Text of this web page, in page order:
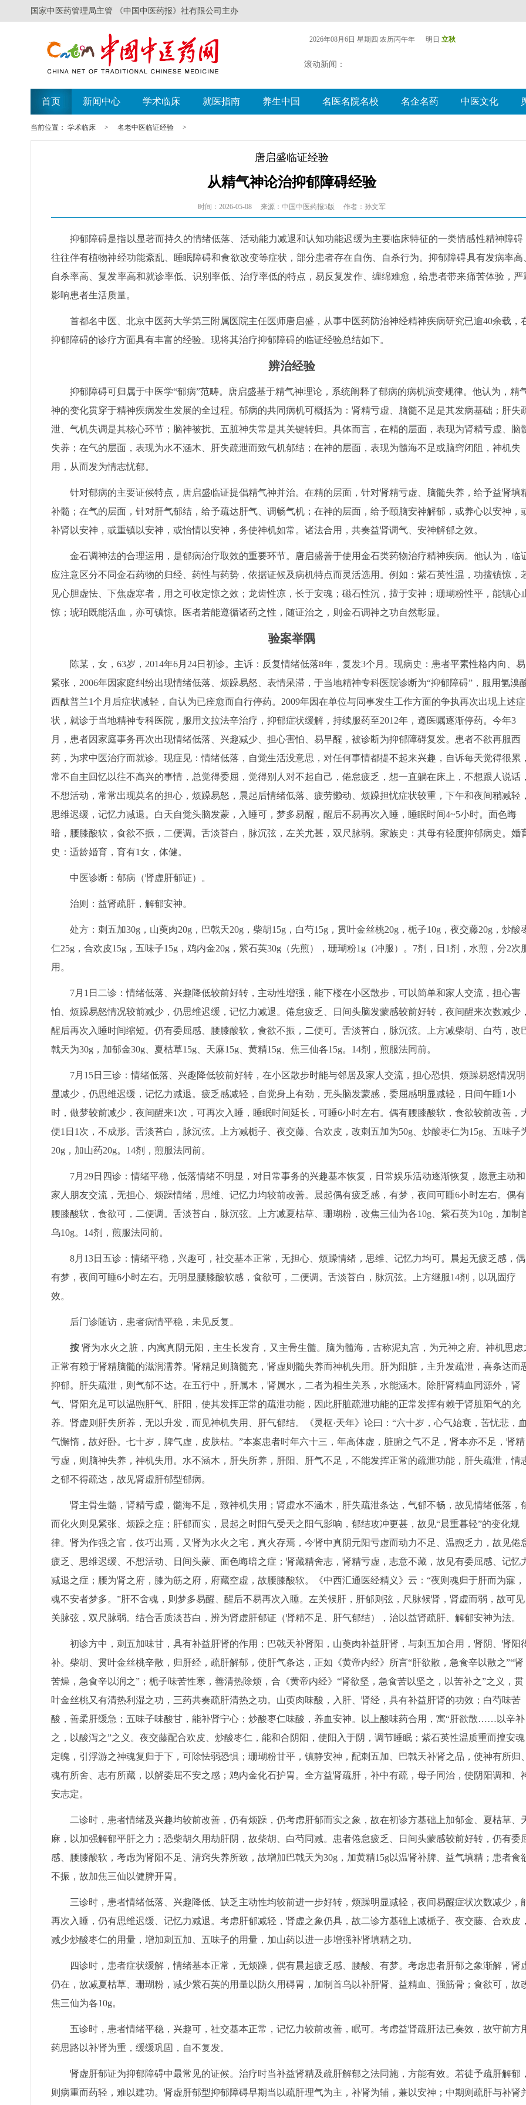
国家中医药管理局主管 《中国中医药报》社有限公司主办
2026年08月6日 星期四 农历丙午年 明日 立秋
滚动新闻：
首页 新闻中心 学术临床 就医指南 养生中国 名医名院名校 名企名药 中医文化
当前位置： 学术临床 > 名老中医临证经验 >
唐启盛临证经验
从精气神论治抑郁障碍经验
时间：2026-05-08 来源：中国中医药报5版 作者：孙文军
抑郁障碍是指以显著而持久的情绪低落、活动能力减退和认知功能迟缓为主要临床特征的一类情感性精神障碍
往往伴有植物神经功能紊乱、睡眠障碍和食欲改变等症状，部分患者存在自伤、自杀行为。抑郁障碍具有发病率高
自杀率高、复发率高和就诊率低、识别率低、治疗率低的特点，易反复发作、缠绵难愈，给患者带来痛苦体验，严
影响患者生活质量。
首都名中医、北京中医药大学第三附属医院主任医师唐启盛，从事中医药防治神经精神疾病研究已逾40余载，
抑郁障碍的诊疗方面具有丰富的经验。现将其治疗抑郁障碍的临证经验总结如下。
辨治经验
抑郁障碍可归属于中医学“郁病”范畴。唐启盛基于精气神理论，系统阐释了郁病的病机演变规律。他认为，精
神的变化贯穿于精神疾病发生发展的全过程。郁病的共同病机可概括为：肾精亏虚、脑髓不足是其发病基础；肝失
泄、气机失调是其核心环节；脑神被扰、五脏神失常是其关键转归。具体而言，在精的层面，表现为肾精亏虚、脑
失养；在气的层面，表现为水不涵木、肝失疏泄而致气机郁结；在神的层面，表现为髓海不足或脑窍闭阻，神机失
用，从而发为情志忧郁。
针对郁病的主要证候特点，唐启盛临证提倡精气神并治。在精的层面，针对肾精亏虚、脑髓失养，给予益肾填
补髓；在气的层面，针对肝气郁结，给予疏达肝气、调畅气机；在神的层面，给予颐脑安神解郁，或养心以安神，
补肾以安神，或重镇以安神，或怡情以安神，务使神机如常。诸法合用，共奏益肾调气、安神解郁之效。
金石调神法的合理运用，是郁病治疗取效的重要环节。唐启盛善于使用金石类药物治疗精神疾病。他认为，临
应注意区分不同金石药物的归经、药性与药势，依据证候及病机特点而灵活选用。例如：紫石英性温，功擅镇惊，
见心胆虚怯、下焦虚寒者，用之可收定惊之效；龙齿性凉，长于安魂；磁石性沉，擅于安神；珊瑚粉性平，能镇心
惊；琥珀既能活血，亦可镇惊。医者若能遵循诸药之性，随证治之，则金石调神之功自然彰显。
验案举隅
陈某，女，63岁，2014年6月24日初诊。主诉：反复情绪低落8年，复发3个月。现病史：患者平素性格内向、易
紧张，2006年因家庭纠纷出现情绪低落、烦躁易怒、表情呆滞，于当地精神专科医院诊断为“抑郁障碍”，服用氢溴
西酞普兰1个月后症状减轻，自认为已痊愈而自行停药。2009年因在单位与同事发生工作方面的争执再次出现上述症
状，就诊于当地精神专科医院，服用文拉法辛治疗，抑郁症状缓解，持续服药至2012年，遵医嘱逐渐停药。今年3
月，患者因家庭事务再次出现情绪低落、兴趣减少、担心害怕、易早醒，被诊断为抑郁障碍复发。患者不欲再服西
药，为求中医治疗而就诊。现症见：情绪低落，自觉生活没意思，对任何事情都提不起来兴趣，自诉每天觉得很累，
常不自主回忆以往不高兴的事情，总觉得委屈，觉得别人对不起自己，倦怠疲乏，想一直躺在床上，不想跟人说话，
不想活动，常常出现莫名的担心，烦躁易怒，晨起后情绪低落、疲劳懒动、烦躁担忧症状较重，下午和夜间稍减轻，
思维迟缓，记忆力减退。白天自觉头脑发蒙，入睡可，梦多易醒，醒后不易再次入睡，睡眠时间4~5小时。面色晦
暗，腰膝酸软，食欲不振，二便调。舌淡苔白，脉沉弦，左关尤甚，双尺脉弱。家族史：其母有轻度抑郁病史。婚
史：适龄婚育，育有1女，体健。
中医诊断：郁病（肾虚肝郁证）。
治则：益肾疏肝，解郁安神。
处方：刺五加30g，山萸肉20g，巴戟天20g，柴胡15g，白芍15g，贯叶金丝桃20g，栀子10g，夜交藤20g，炒酸
仁25g，合欢皮15g，五味子15g，鸡内金20g，紫石英30g（先煎），珊瑚粉1g（冲服）。7剂，日1剂，水煎，分2次
用。
7月1日二诊：情绪低落、兴趣降低较前好转，主动性增强，能下楼在小区散步，可以简单和家人交流，担心害
怕、烦躁易怒情况较前减少，仍思维迟缓，记忆力减退。倦怠疲乏、日间头脑发蒙感较前好转，夜间醒来次数减少，
醒后再次入睡时间缩短。仍有委屈感、腰膝酸软，食欲不振，二便可。舌淡苔白，脉沉弦。上方减柴胡、白芍，改
戟天为30g，加郁金30g、夏枯草15g、天麻15g、黄精15g、焦三仙各15g。14剂，煎服法同前。
7月15日三诊：情绪低落、兴趣降低较前好转，在小区散步时能与邻居及家人交流，担心恐惧、烦躁易怒情况明
显减少，仍思维迟缓，记忆力减退。疲乏感减轻，自觉身上有劲，无头脑发蒙感，委屈感明显减轻，日间午睡1小
时，做梦较前减少，夜间醒来1次，可再次入睡，睡眠时间延长，可睡6小时左右。偶有腰膝酸软，食欲较前改善，
便1日1次，不成形。舌淡苔白，脉沉弦。上方减栀子、夜交藤、合欢皮，改刺五加为50g、炒酸枣仁为15g、五味子
20g，加山药20g。14剂，煎服法同前。
7月29日四诊：情绪平稳，低落情绪不明显，对日常事务的兴趣基本恢复，日常娱乐活动逐渐恢复，愿意主动和
家人朋友交流，无担心、烦躁情绪，思维、记忆力均较前改善。晨起偶有疲乏感，有梦，夜间可睡6小时左右。偶有
腰膝酸软，食欲可，二便调。舌淡苔白，脉沉弦。上方减夏枯草、珊瑚粉，改焦三仙为各10g、紫石英为10g，加制
乌10g。14剂，煎服法同前。
8月13日五诊：情绪平稳，兴趣可，社交基本正常，无担心、烦躁情绪，思维、记忆力均可。晨起无疲乏感，偶
有梦，夜间可睡6小时左右。无明显腰膝酸软感，食欲可，二便调。舌淡苔白，脉沉弦。上方继服14剂，以巩固疗
效。
后门诊随访，患者病情平稳，未见反复。
按 肾为水火之脏，内寓真阴元阳，主生长发育，又主骨生髓。脑为髓海，古称泥丸宫，为元神之府。神机思虑
正常有赖于肾精脑髓的滋润濡养。肾精足则脑髓充，肾虚则髓失养而神机失用。肝为阳脏，主升发疏泄，喜条达而
抑郁。肝失疏泄，则气郁不达。在五行中，肝属木，肾属水，二者为相生关系，水能涵木。除肝肾精血同源外，肾
气、肾阳充足可以温煦肝气、肝阳，使其发挥正常的疏泄功能，因此肝脏疏泄功能的正常发挥有赖于肾脏阳气的充
养。肾虚则肝失所养，无以升发，而见神机失用、肝气郁结。《灵枢·天年》论曰：“六十岁，心气始衰，苦忧悲，血
气懈惰，故好卧。七十岁，脾气虚，皮肤枯。”本案患者时年六十三，年高体虚，脏腑之气不足，肾本亦不足，肾精
亏虚，则脑神失养，神机失用。水不涵木，肝失所养，肝阳、肝气不足，不能发挥正常的疏泄功能，肝失疏泄，情
之郁不得疏达，故见肾虚肝郁型郁病。
肾主骨生髓，肾精亏虚，髓海不足，致神机失用；肾虚水不涵木，肝失疏泄条达，气郁不畅，故见情绪低落，
而化火则见紧张、烦躁之症；肝郁而实，晨起之时阳气受天之阳气影响，郁结攻冲更甚，故见“晨重暮轻”的变化规
律。肾为作强之官，伎巧出焉，又肾为水火之宅，真火存焉，今肾中真阴元阳亏虚而动力不足、温煦乏力，故见倦
疲乏、思维迟缓、不想活动、日间头蒙、面色晦暗之症；肾藏精舍志，肾精亏虚，志意不藏，故见有委屈感、记忆
减退之症；腰为肾之府，膝为筋之府，府藏空虚，故腰膝酸软。《中西汇通医经精义》云：“夜则魂归于肝而为寐，
魂不安者梦多。”肝不舍魂，则梦多易醒、醒后不易再次入睡。左关候肝，肝郁则弦，尺脉候肾，肾虚而弱，故可见
关脉弦，双尺脉弱。结合舌质淡苔白，辨为肾虚肝郁证（肾精不足、肝气郁结），治以益肾疏肝、解郁安神为法。
初诊方中，刺五加味甘，具有补益肝肾的作用；巴戟天补肾阳，山萸肉补益肝肾，与刺五加合用，肾阴、肾阳
补。柴胡、贯叶金丝桃辛散，归肝经，疏肝解郁，使肝气条达，正如《黄帝内经》所言“肝欲散，急食辛以散之”“肾
苦燥，急食辛以润之”；栀子味苦性寒，善清热除烦，合《黄帝内经》“肾欲坚，急食苦以坚之，以苦补之”之义，贯
叶金丝桃又有清热利湿之功，三药共奏疏肝清热之功。山萸肉味酸，入肝、肾经，具有补益肝肾的功效；白芍味苦
酸，善柔肝缓急；五味子味酸甘，能补肾宁心；炒酸枣仁味酸，养血安神。以上酸味药合用，寓“肝欲散……以辛补
之，以酸泻之”之义。夜交藤配合欢皮、炒酸枣仁，能和合阴阳，使阳入于阴，调节睡眠；紫石英性温质重而擅安魂
定魄，引浮游之神魂复归于下，可除怯弱恐惧；珊瑚粉甘平，镇静安神，配刺五加、巴戟天补肾之品，使神有所归、
魂有所舍、志有所藏，以解委屈不安之感；鸡内金化石护胃。全方益肾疏肝，补中有疏，母子同治，使阴阳调和、
安志定。
二诊时，患者情绪及兴趣均较前改善，仍有烦躁，仍考虑肝郁而实之象，故在初诊方基础上加郁金、夏枯草、
麻，以加强解郁平肝之力；恐柴胡久用劫肝阴，故柴胡、白芍同减。患者倦怠疲乏、日间头蒙感较前好转，仍有委
感、腰膝酸软，考虑为肾阳不足、清窍失养所致，故增加巴戟天为30g，加黄精15g以温肾补脾、益气填精；患者食
不振，故加焦三仙以健脾开胃。
三诊时，患者情绪低落、兴趣降低、缺乏主动性均较前进一步好转，烦躁明显减轻，夜间易醒症状次数减少，
再次入睡，仍有思维迟缓、记忆力减退。考虑肝郁减轻，肾虚之象仍具，故二诊方基础上减栀子、夜交藤、合欢皮，
减少炒酸枣仁的用量，增加刺五加、五味子的用量，加山药以进一步增强补肾填精之功。
四诊时，患者症状缓解，情绪基本正常，无烦躁，偶有晨起疲乏感、腰酸、有梦。考虑患者肝郁之象渐解，肾
仍在，故减夏枯草、珊瑚粉，减少紫石英的用量以防久用碍胃，加制首乌以补肝肾、益精血、强筋骨；食欲可，故
焦三仙为各10g。
五诊时，患者情绪平稳，兴趣可，社交基本正常，记忆力较前改善，眠可。考虑益肾疏肝法已奏效，故守前方
药思路以补肾为重，缓缓巩固，自不复发。
肾虚肝郁证为抑郁障碍中最常见的证候。治疗时当补益肾精及疏肝解郁之法同施，方能有效。若徒予疏肝解郁，
则病重而药轻，难以建功。肾虚肝郁型抑郁障碍早期当以疏肝理气为主，补肾为辅，兼以安神；中期则疏肝与补肾